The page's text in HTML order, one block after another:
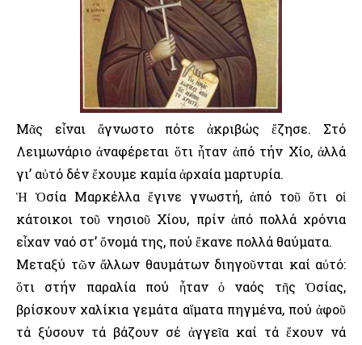
Μᾶς εἶναι ἄγνωστο πότε ἀκριβώς ἔζησε. Στό
Λειμωνάριο ἀναφέρεται ὅτι ἦταν ἀπό τήν Χίο, ἀλλά
γι’ αὐτό δέν ἔχουμε καμία ἀρχαία μαρτυρία.
Ἡ Ὁσία Μαρκέλλα ἔγινε γνωστή, ἀπό τοῦ ὅτι οἱ
κάτοικοι τοῦ νησιοῦ Χίου, πρίν ἀπό πολλά χρόνια
εἶχαν ναό στ’ ὄνομά της, πού ἔκανε πολλά θαύματα.
Μεταξύ τῶν ἄλλων θαυμάτων διηγοῦνται καί αὐτό:
ὅτι στήν παραλία πού ἦταν ὁ ναός τῆς Ὁσίας,
βρίσκουν χαλίκια γεμάτα αἵματα πηγμένα, πού ἀφοῦ
τά ξύσουν τά βάζουν σέ ἀγγεῖα καί τά ἔχουν νά